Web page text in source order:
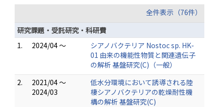
全件表示（76件）
研究課題・受託研究・科研費
1.
2024/04 ～
シアノバクテリア Nostoc sp. HK-
01 由来の機能性物質と関連遺伝子
の解析 基盤研究(C)（一般）
2.
2021/04 ～
2024/03
低水分環境において誘導される陸
棲シアノバクテリアの乾燥耐性機
構の解析 基盤研究(C)